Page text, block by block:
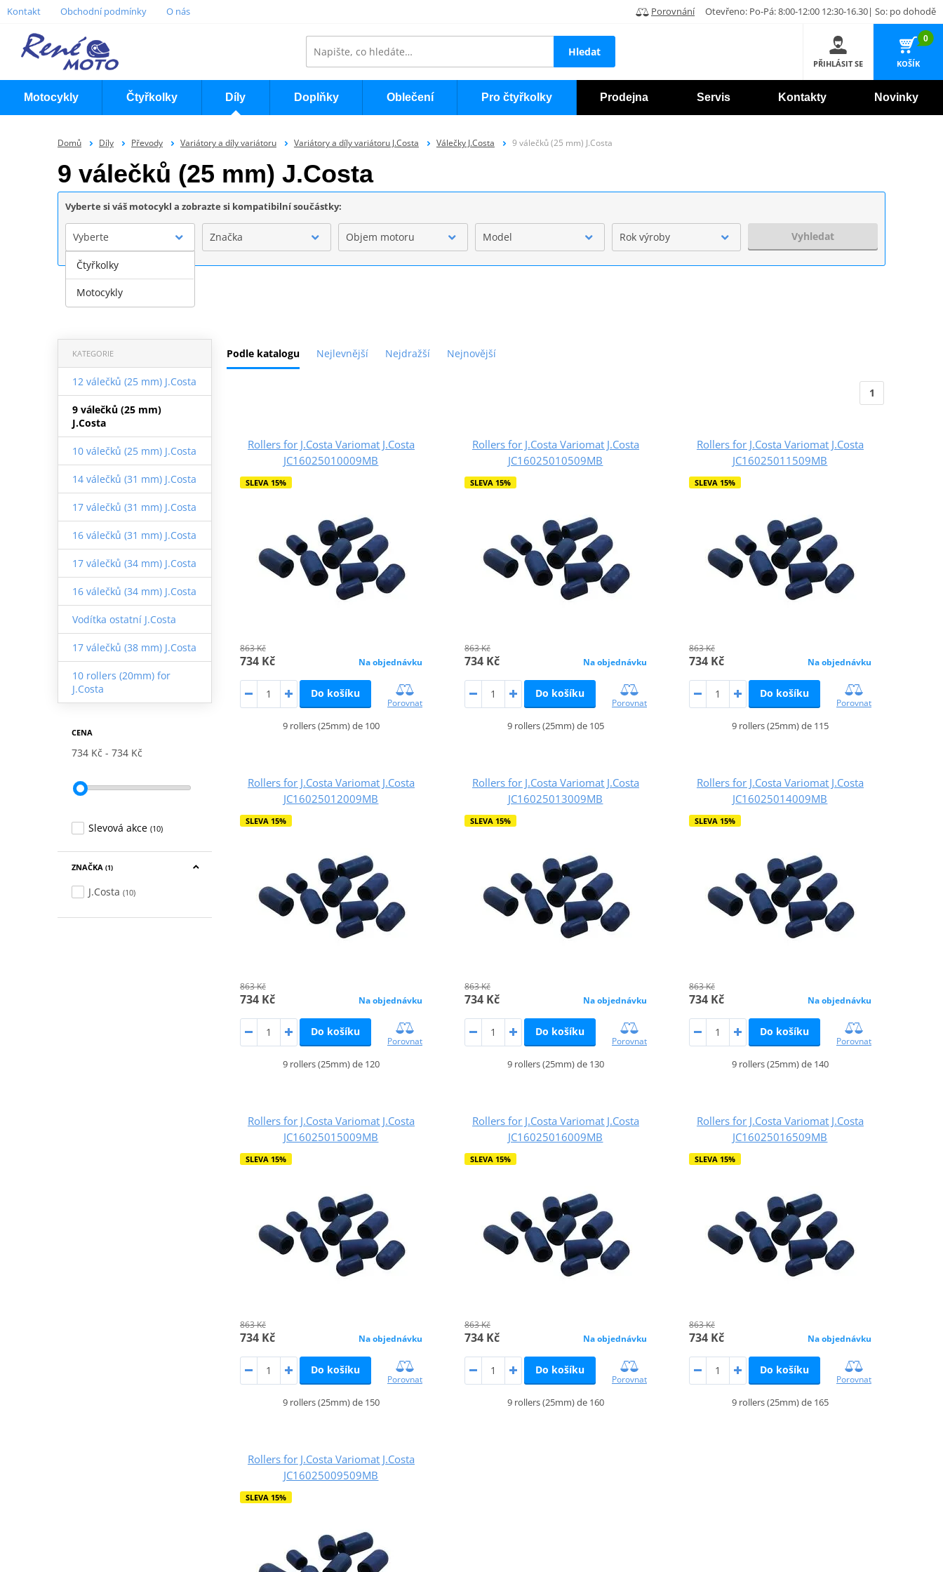
Kontakt Obchodní podmínky O nás Porovnání Otevřeno: Po-Pá: 8:00-12:00 12:30-16.30| So: po dohodě
Hledat
PŘIHLÁSIT SE
0
KOŠÍK
Motocykly Čtyřkolky Díly Doplňky Oblečení Pro čtyřkolky Prodejna Servis Kontakty Novinky
Domů Díly Převody Variátory a díly variátoru Variátory a díly variátoru J.Costa Válečky J.Costa 9 válečků (25 mm) J.Costa
9 válečků (25 mm) J.Costa
Vyberte si váš motocykl a zobrazte si kompatibilní součástky:
Vyberte Značka Objem motoru Model Rok výroby Vyhledat
Podle katalogu Nejlevnější Nejdražší Nejnovější
KATEGORIE
12 válečků (25 mm) J.Costa
9 válečků (25 mm)
J.Costa
10 válečků (25 mm) J.Costa
14 válečků (31 mm) J.Costa
17 válečků (31 mm) J.Costa
16 válečků (31 mm) J.Costa
17 válečků (34 mm) J.Costa
16 válečků (34 mm) J.Costa
Vodítka ostatní J.Costa
17 válečků (38 mm) J.Costa
10 rollers (20mm) for
J.Costa
CENA
734 Kč 734 Kč
Slevová akce (10)
ZNAČKA (1)
J.Costa (10)
1
Rollers for J.Costa Variomat J.Costa
JC16025010009MB
SLEVA 15%
863 Kč
734 Kč Na objednávku
Do košíku
Porovnat
9 rollers (25mm) de 100
Rollers for J.Costa Variomat J.Costa
JC16025010509MB
SLEVA 15%
863 Kč
734 Kč Na objednávku
Do košíku
Porovnat
9 rollers (25mm) de 105
Rollers for J.Costa Variomat J.Costa
JC16025011509MB
SLEVA 15%
863 Kč
734 Kč Na objednávku
Do košíku
Porovnat
9 rollers (25mm) de 115
Rollers for J.Costa Variomat J.Costa
JC16025012009MB
SLEVA 15%
863 Kč
734 Kč Na objednávku
Do košíku
Porovnat
9 rollers (25mm) de 120
Rollers for J.Costa Variomat J.Costa
JC16025013009MB
SLEVA 15%
863 Kč
734 Kč Na objednávku
Do košíku
Porovnat
9 rollers (25mm) de 130
Rollers for J.Costa Variomat J.Costa
JC16025014009MB
SLEVA 15%
863 Kč
734 Kč Na objednávku
Do košíku
Porovnat
9 rollers (25mm) de 140
Rollers for J.Costa Variomat J.Costa
JC16025015009MB
SLEVA 15%
863 Kč
734 Kč Na objednávku
Do košíku
Porovnat
9 rollers (25mm) de 150
Rollers for J.Costa Variomat J.Costa
JC16025016009MB
SLEVA 15%
863 Kč
734 Kč Na objednávku
Do košíku
Porovnat
9 rollers (25mm) de 160
Rollers for J.Costa Variomat J.Costa
JC16025016509MB
SLEVA 15%
863 Kč
734 Kč Na objednávku
Do košíku
Porovnat
9 rollers (25mm) de 165
Rollers for J.Costa Variomat J.Costa
JC16025009509MB
SLEVA 15%
Čtyřkolky
Motocykly